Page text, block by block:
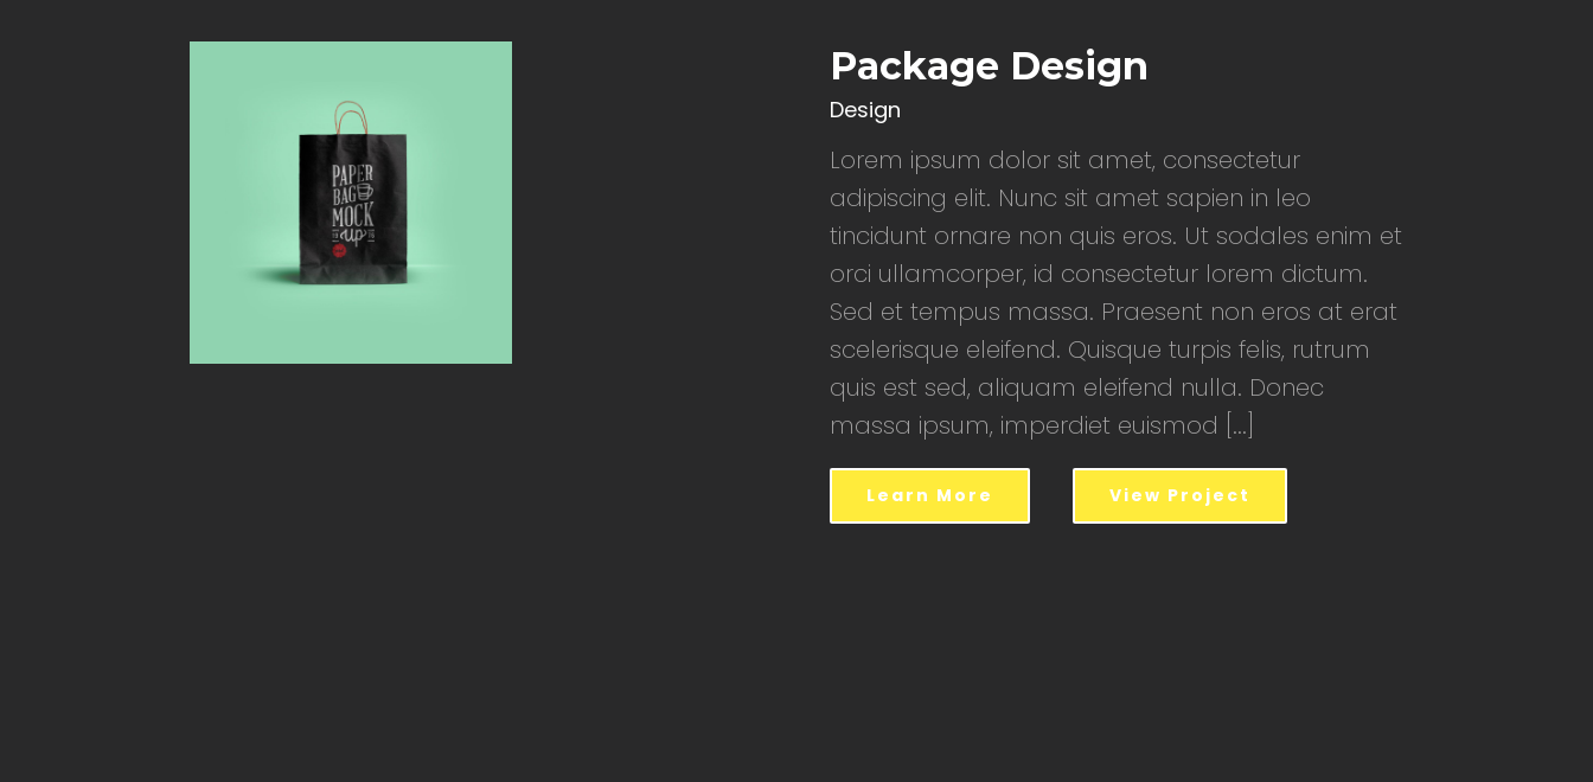
Package Design
Design
Lorem ipsum dolor sit amet, consectetur
adipiscing elit. Nunc sit amet sapien in leo
tincidunt ornare non quis eros. Ut sodales enim et
orci ullamcorper, id consectetur lorem dictum.
Sed et tempus massa. Praesent non eros at erat
scelerisque eleifend. Quisque turpis felis, rutrum
quis est sed, aliquam eleifend nulla. Donec
massa ipsum, imperdiet euismod [...]
Learn More View Project